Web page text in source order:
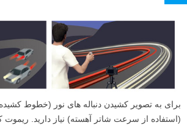
برای به تصویر کشیدن دنباله های نور (خطوط
(استفاده از سرعت شاتر آهسته) نیاز دارید. ریموت